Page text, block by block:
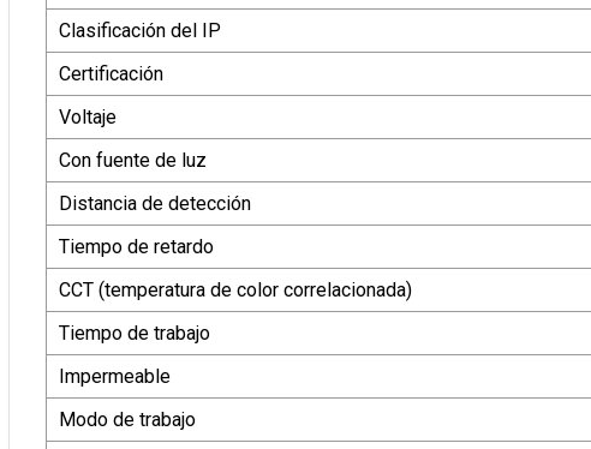
Clasificación del IP
Certificación
Voltaje
Con fuente de luz
Distancia de detección
Tiempo de retardo
CCT (temperatura de color correlacionada)
Tiempo de trabajo
Impermeable
Modo de trabajo